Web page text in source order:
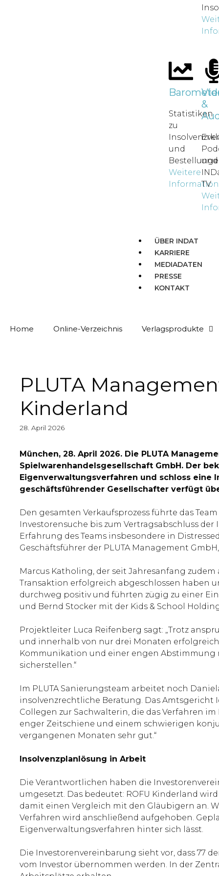
Statistiken
zu
und
Weitere
&
und
TV.
ÜBER INDAT
KARRIERE
MEDIADATEN
PRESSE
KONTAKT
Home Online-Verzeichnis Verlagsprodukte
PLUTA
Kinderland
28. April 2026
München, 28. April 2026. Die PLUTA
Spielwarenhandelsgesellschaft GmbH. Der
Eigenverwaltungsverfahren und schloss eine
geschäftsführender Gesellschafter verfügt
Den gesamten Verkaufsprozess führte das
Investorensuche bis zum Vertragsabschluss
Erfahrung des Teams insbesondere in
Geschäftsführer der PLUTA Management
Marcus Katholing, der seit Jahresanfang
Transaktion erfolgreich abgeschlossen haben
durchweg positiv und führten zügig zu einer
und Bernd Stocker mit der Kids & School
Projektleiter Luca Reifenberg sagt: „Trotz
und innerhalb von nur drei Monaten erfolgreich
Kommunikation und einer engen
sicherstellen.“
Im PLUTA Sanierungsteam arbeitet noch
insolvenzrechtliche Beratung. Das Amtsgericht
Collegen zur Sachwalterin, die das Verfahren
enger Zeitschiene und einem schwierigen
vergangenen Monaten sehr gut.“
Insolvenzplanlösung in Arbeit
Die Verantwortlichen haben die
umgesetzt. Das bedeutet: ROFU Kinderland
damit einen Vergleich mit den Gläubigern an.
Verfahren wird anschließend aufgehoben.
Eigenverwaltungsverfahren hinter sich lässt.
Die Investorenvereinbarung sieht vor, dass 77
vom Investor übernommen werden. In der